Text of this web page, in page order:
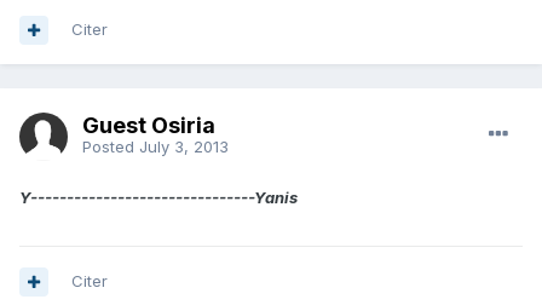
Citer
Guest Osiria
Posted July 3, 2013
Y-------------------------------Yanis
Citer